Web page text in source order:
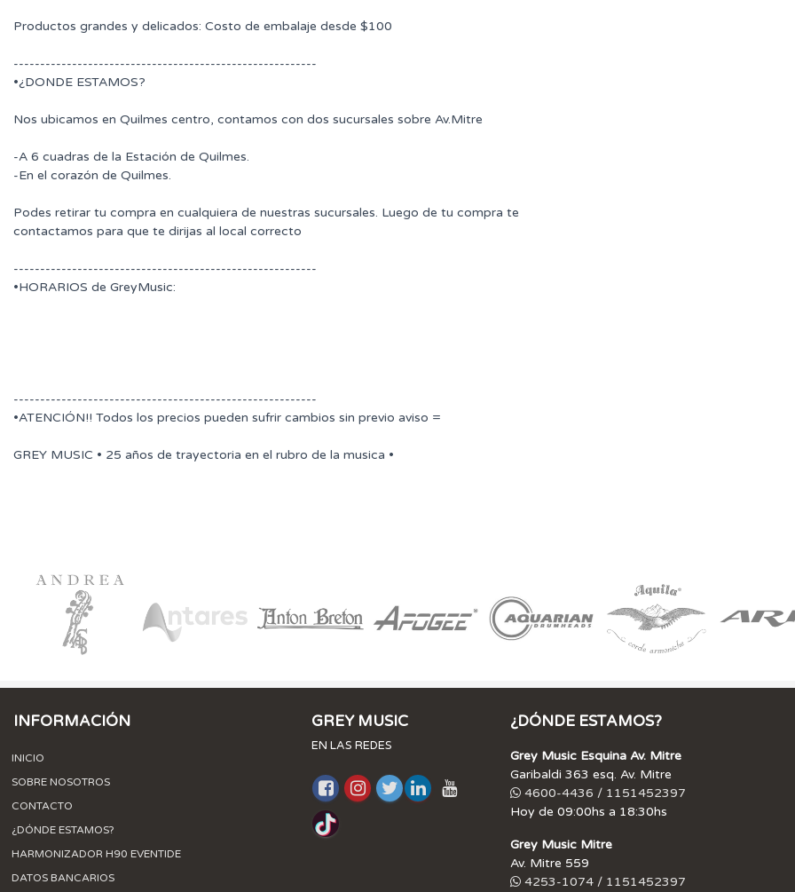
Productos grandes y delicados: Costo de embalaje desde $100
---------------------------------------------------------
•¿DONDE ESTAMOS?
Nos ubicamos en Quilmes centro, contamos con dos sucursales sobre Av.Mitre
-A 6 cuadras de la Estación de Quilmes.
-En el corazón de Quilmes.
Podes retirar tu compra en cualquiera de nuestras sucursales. Luego de tu compra te
contactamos para que te dirijas al local correcto
---------------------------------------------------------
•HORARIOS de GreyMusic:
---------------------------------------------------------
•ATENCIÓN!! Todos los precios pueden sufrir cambios sin previo aviso =
GREY MUSIC • 25 años de trayectoria en el rubro de la musica •
INFORMACIÓN
INICIO
SOBRE NOSOTROS
CONTACTO
¿DÓNDE ESTAMOS?
HARMONIZADOR H90 EVENTIDE
DATOS BANCARIOS
GREY MUSIC
EN LAS REDES
¿DÓNDE ESTAMOS?
Grey Music Esquina Av. Mitre
Garibaldi 363 esq. Av. Mitre
4600-4436 / 1151452397
Hoy de 09:00hs a 18:30hs
Grey Music Mitre
Av. Mitre 559
4253-1074 / 1151452397